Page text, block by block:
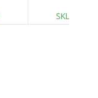
SKLADOM